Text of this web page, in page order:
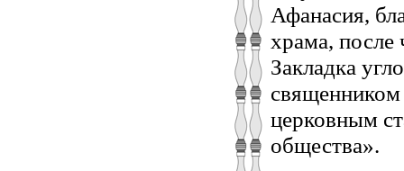
Афанасия,
храма, после
Закладка
церковным
общества».